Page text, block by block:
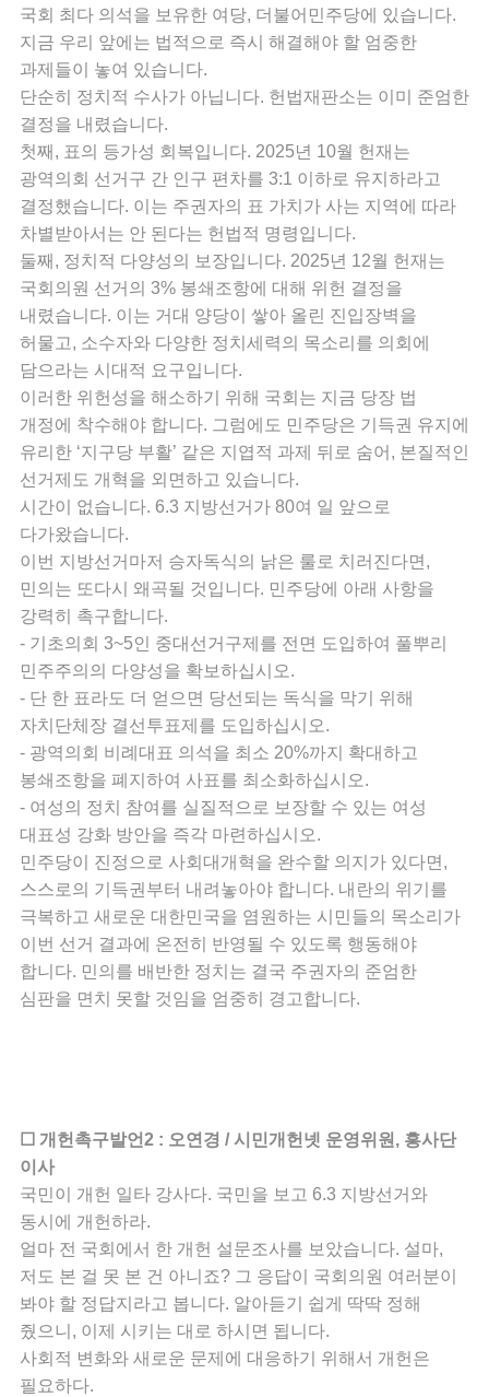
국회 최다 의석을 보유한 여당, 더불어민주당에 있습니다.
지금 우리 앞에는 법적으로 즉시 해결해야 할 엄중한
과제들이 놓여 있습니다.
단순히 정치적 수사가 아닙니다. 헌법재판소는 이미 준엄한
결정을 내렸습니다.
첫째, 표의 등가성 회복입니다. 2025년 10월 헌재는
광역의회 선거구 간 인구 편차를 3:1 이하로 유지하라고
결정했습니다. 이는 주권자의 표 가치가 사는 지역에 따라
차별받아서는 안 된다는 헌법적 명령입니다.
둘째, 정치적 다양성의 보장입니다. 2025년 12월 헌재는
국회의원 선거의 3% 봉쇄조항에 대해 위헌 결정을
내렸습니다. 이는 거대 양당이 쌓아 올린 진입장벽을
허물고, 소수자와 다양한 정치세력의 목소리를 의회에
담으라는 시대적 요구입니다.
이러한 위헌성을 해소하기 위해 국회는 지금 당장 법
개정에 착수해야 합니다. 그럼에도 민주당은 기득권 유지에
유리한 ‘지구당 부활’ 같은 지엽적 과제 뒤로 숨어, 본질적인
선거제도 개혁을 외면하고 있습니다.
시간이 없습니다. 6.3 지방선거가 80여 일 앞으로
다가왔습니다.
이번 지방선거마저 승자독식의 낡은 룰로 치러진다면,
민의는 또다시 왜곡될 것입니다. 민주당에 아래 사항을
강력히 촉구합니다.
- 기초의회 3~5인 중대선거구제를 전면 도입하여 풀뿌리
민주주의의 다양성을 확보하십시오.
- 단 한 표라도 더 얻으면 당선되는 독식을 막기 위해
자치단체장 결선투표제를 도입하십시오.
- 광역의회 비례대표 의석을 최소 20%까지 확대하고
봉쇄조항을 폐지하여 사표를 최소화하십시오.
- 여성의 정치 참여를 실질적으로 보장할 수 있는 여성
대표성 강화 방안을 즉각 마련하십시오.
민주당이 진정으로 사회대개혁을 완수할 의지가 있다면,
스스로의 기득권부터 내려놓아야 합니다. 내란의 위기를
극복하고 새로운 대한민국을 염원하는 시민들의 목소리가
이번 선거 결과에 온전히 반영될 수 있도록 행동해야
합니다. 민의를 배반한 정치는 결국 주권자의 준엄한
심판을 면치 못할 것임을 엄중히 경고합니다.
☐ 개헌촉구발언2 : 오연경 / 시민개헌넷 운영위원, 흥사단
이사
국민이 개헌 일타 강사다. 국민을 보고 6.3 지방선거와
동시에 개헌하라.
얼마 전 국회에서 한 개헌 설문조사를 보았습니다. 설마,
저도 본 걸 못 본 건 아니죠? 그 응답이 국회의원 여러분이
봐야 할 정답지라고 봅니다. 알아듣기 쉽게 딱딱 정해
줬으니, 이제 시키는 대로 하시면 됩니다.
사회적 변화와 새로운 문제에 대응하기 위해서 개헌은
필요하다.